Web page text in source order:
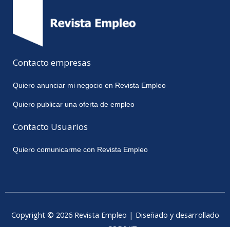
Contacto empresas
Quiero anunciar mi negocio en Revista Empleo
Quiero publicar una oferta de empleo
Contacto Usuarios
Quiero comunicarme con Revista Empleo
Copyright © 2026 Revista Empleo | Diseñado y desarrollado